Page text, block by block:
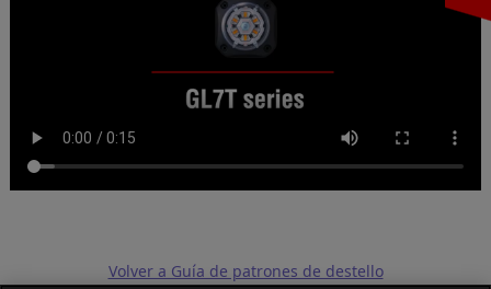
Volver a Guía de patrones de destello